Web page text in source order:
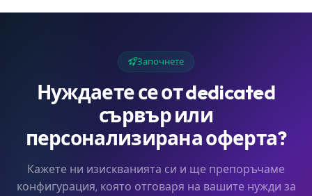
Започнете
Нуждаете се от dedicated
сървър или
персонализирана оферта?
Кажете ни изискванията си и ще препоръчаме
конфигурация, която отговаря на вашите нужди за